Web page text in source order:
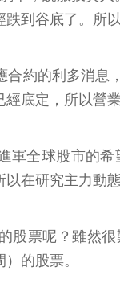
到谷底了。所
約的利多消
底定，所以營
軍全球股市的
在研究主力動
股票呢？雖然
的股票。